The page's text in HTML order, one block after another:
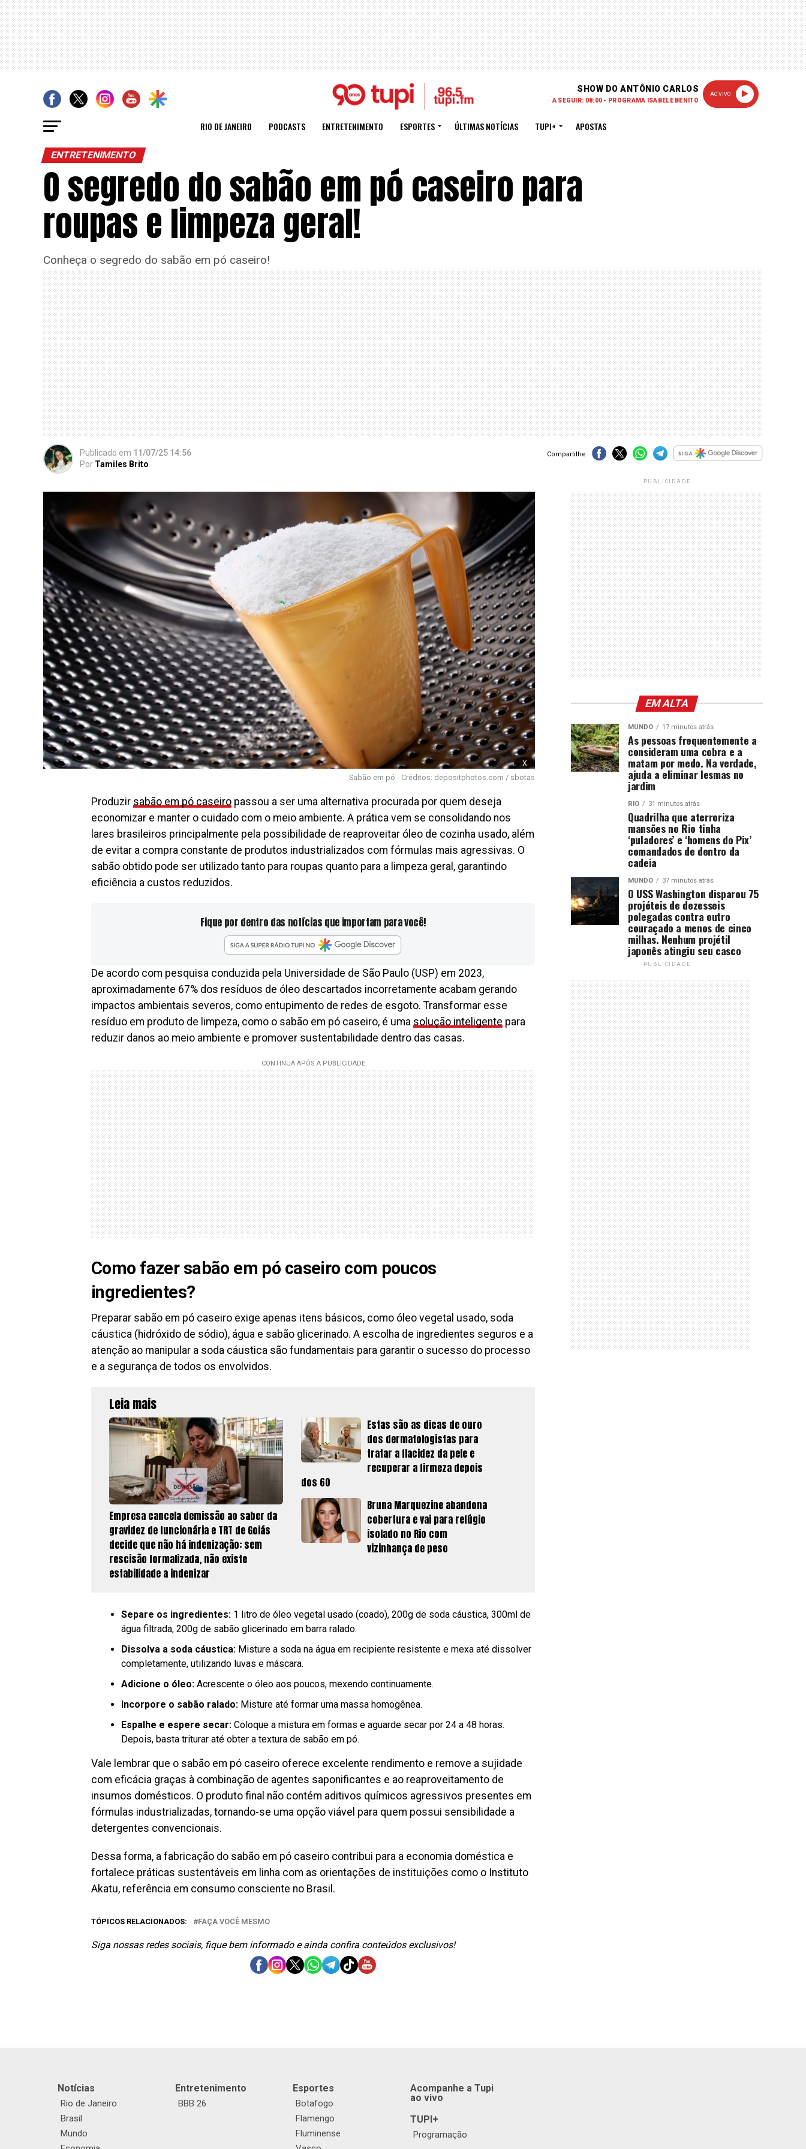
SHOW DO ANTÔNIO CARLOS
A SEGUIR: 08:00 - PROGRAMA ISABELE BENITO
AO VIVO
RIO DE JANEIRO PODCASTS ENTRETENIMENTO ESPORTES ÚLTIMAS NOTÍCIAS TUPI+ APOSTAS
ENTRETENIMENTO
O segredo do sabão em pó caseiro para
roupas e limpeza geral!
Conheça o segredo do sabão em pó caseiro!
Publicado em 11/07/25 14:56
Por Tamiles Brito
Compartilhe
x
Sabão em pó - Créditos: depositphotos.com / sbotas
Produzir sabão em pó caseiro passou a ser uma alternativa procurada por quem deseja
economizar e manter o cuidado com o meio ambiente. A prática vem se consolidando nos
lares brasileiros principalmente pela possibilidade de reaproveitar óleo de cozinha usado, além
de evitar a compra constante de produtos industrializados com fórmulas mais agressivas. O
sabão obtido pode ser utilizado tanto para roupas quanto para a limpeza geral, garantindo
eficiência a custos reduzidos.
Fique por dentro das notícias que importam para você!
De acordo com pesquisa conduzida pela Universidade de São Paulo (USP) em 2023,
aproximadamente 67% dos resíduos de óleo descartados incorretamente acabam gerando
impactos ambientais severos, como entupimento de redes de esgoto. Transformar esse
resíduo em produto de limpeza, como o sabão em pó caseiro, é uma solução inteligente para
reduzir danos ao meio ambiente e promover sustentabilidade dentro das casas.
Como fazer sabão em pó caseiro com poucos
ingredientes?
Preparar sabão em pó caseiro exige apenas itens básicos, como óleo vegetal usado, soda
cáustica (hidróxido de sódio), água e sabão glicerinado. A escolha de ingredientes seguros e a
atenção ao manipular a soda cáustica são fundamentais para garantir o sucesso do processo
e a segurança de todos os envolvidos.
Leia mais
Empresa cancela demissão ao saber da
gravidez de funcionária e TRT de Goiás
decide que não há indenização: sem
rescisão formalizada, não existe
estabilidade a indenizar
Estas são as dicas de ouro
dos dermatologistas para
tratar a flacidez da pele e
recuperar a firmeza depois
dos 60
Bruna Marquezine abandona
cobertura e vai para refúgio
isolado no Rio com
vizinhança de peso
Separe os ingredientes: 1 litro de óleo vegetal usado (coado), 200g de soda cáustica, 300ml de
água filtrada, 200g de sabão glicerinado em barra ralado.
Dissolva a soda cáustica: Misture a soda na água em recipiente resistente e mexa até dissolver
completamente, utilizando luvas e máscara.
Adicione o óleo: Acrescente o óleo aos poucos, mexendo continuamente.
Incorpore o sabão ralado: Misture até formar uma massa homogênea.
Espalhe e espere secar: Coloque a mistura em formas e aguarde secar por 24 a 48 horas.
Depois, basta triturar até obter a textura de sabão em pó.
Vale lembrar que o sabão em pó caseiro oferece excelente rendimento e remove a sujidade
com eficácia graças à combinação de agentes saponificantes e ao reaproveitamento de
insumos domésticos. O produto final não contém aditivos químicos agressivos presentes em
fórmulas industrializadas, tornando-se uma opção viável para quem possui sensibilidade a
detergentes convencionais.
Dessa forma, a fabricação do sabão em pó caseiro contribui para a economia doméstica e
fortalece práticas sustentáveis em linha com as orientações de instituições como o Instituto
Akatu, referência em consumo consciente no Brasil.
TÓPICOS RELACIONADOS: FAÇA VOCÊ MESMO
Siga nossas redes sociais, fique bem informado e ainda confira conteúdos exclusivos!
PUBLICIDADE
EM ALTA
MUNDO 17 minutos atrás
As pessoas frequentemente a
consideram uma cobra e a
matam por medo. Na verdade,
ajuda a eliminar lesmas no
jardim
RIO 31 minutos atrás
Quadrilha que aterroriza
mansões no Rio tinha
‘puladores’ e ‘homens do Pix’
comandados de dentro da
cadeia
MUNDO 37 minutos atrás
O USS Washington disparou 75
projéteis de dezesseis
polegadas contra outro
couraçado a menos de cinco
milhas. Nenhum projétil
japonês atingiu seu casco
PUBLICIDADE
Notícias
Rio de Janeiro
Brasil
Mundo
Entretenimento
BBB 26
Esportes
Botafogo
Flamengo
Fluminense
Acompanhe a Tupi
ao vivo
TUPI+
Programação